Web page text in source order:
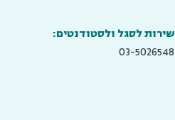
שירות לסגל ולסטודנטים:
03-5026548